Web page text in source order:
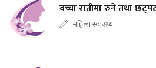
बच्चा रातीमा रुने तथा
महिला स्वास्थ्य